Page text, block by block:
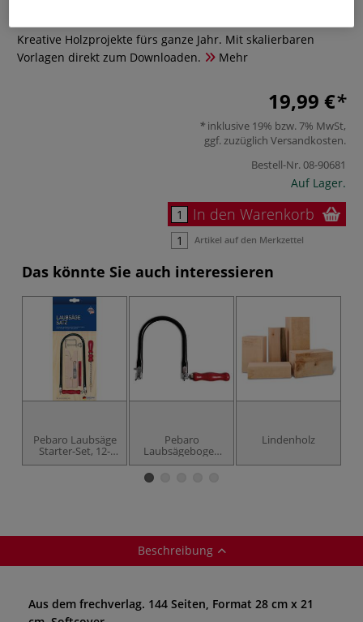
Kreative Holzprojekte fürs ganze Jahr. Mit skalierbaren
Vorlagen direkt zum Downloaden.
Mehr
19,99 €
inklusive 19% bzw. 7% MwSt,
ggf. zuzüglich Versandkosten.
Bestell-Nr.08-90681
Auf Lager.
In den Warenkorb
Artikel auf den Merkzettel
Das könnte Sie auch interessieren
Pebaro Laubsäge
Starter-Set, 12-
teilig inkl.
Pebaro
Laubsägebogen
für Kinder
Lindenholz
Beschreibung
Aus dem frechverlag. 144 Seiten, Format 28 cm x 21